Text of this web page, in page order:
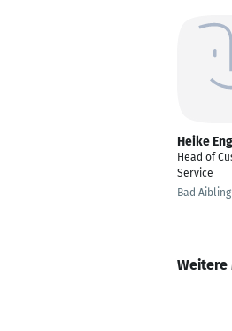
Heike
Head of
Service
Bad Aibling